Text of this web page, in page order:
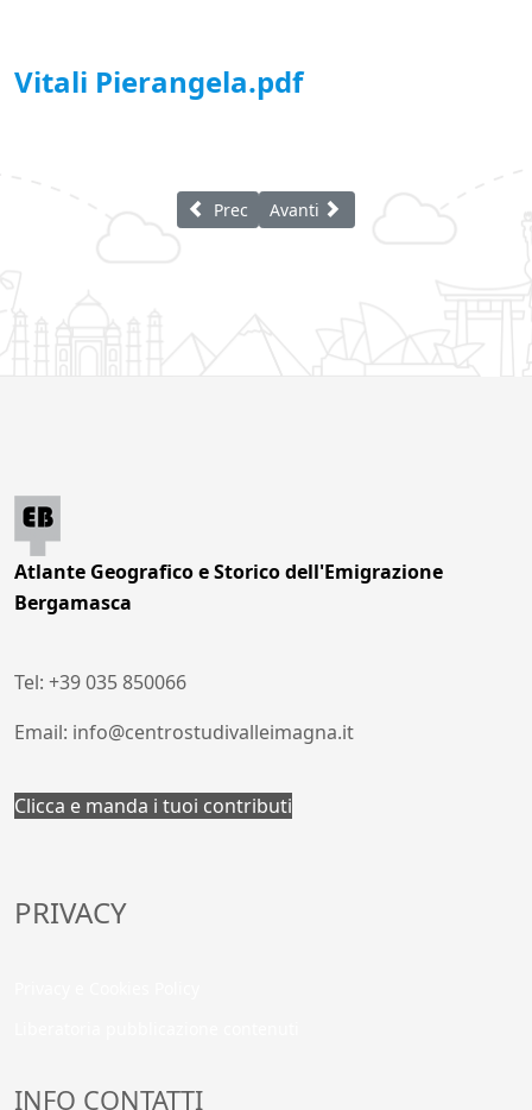
Vitali Pierangela.pdf
Articolo precedente: Locatelli Giovanni
Prec Articolo successivo: Manzoni
Avanti
Atlante Geografico e Storico dell'Emigrazione
Bergamasca
Tel: +39 035 850066
Email: info@centrostudivalleimagna.it
Clicca e manda i tuoi contributi
PRIVACY
INFO CONTATTI